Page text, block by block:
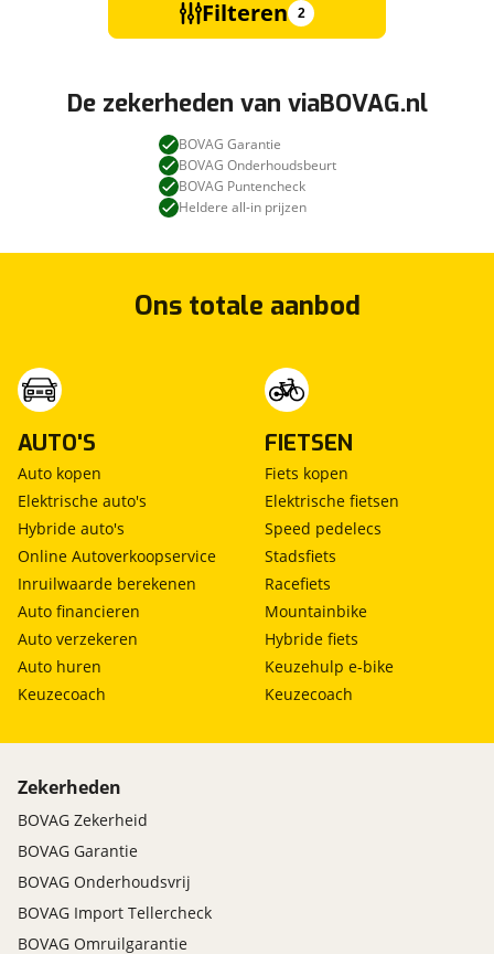
Filteren 2
De zekerheden van viaBOVAG.nl
BOVAG Garantie
BOVAG Onderhoudsbeurt
BOVAG Puntencheck
Heldere all-in prijzen
Ons totale aanbod
AUTO'S
Auto kopen
Elektrische auto's
Hybride auto's
Online Autoverkoopservice
Inruilwaarde berekenen
Auto financieren
Auto verzekeren
Auto huren
Keuzecoach
FIETSEN
Fiets kopen
Elektrische fietsen
Speed pedelecs
Stadsfiets
Racefiets
Mountainbike
Hybride fiets
Keuzehulp e-bike
Keuzecoach
Zekerheden
BOVAG Zekerheid
BOVAG Garantie
BOVAG Onderhoudsvrij
BOVAG Import Tellercheck
BOVAG Omruilgarantie